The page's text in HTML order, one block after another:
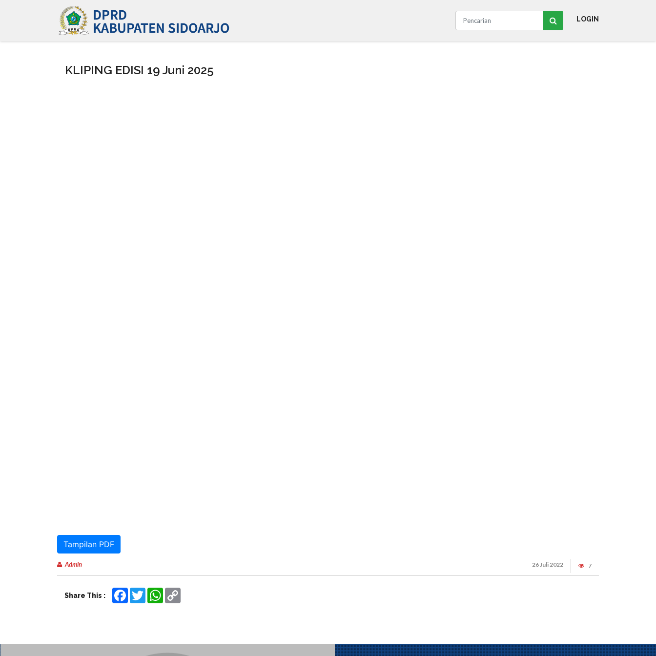
LOGIN
KLIPING EDISI 19 Juni 2025
Tampilan PDF
Admin 26 Juli 2022 7
Share This : Facebook
TwitterWhatsApp